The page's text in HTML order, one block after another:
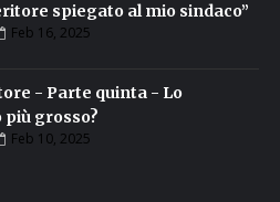
spiegato al mio sindaco”
Feb 16, 2025
- Parte quinta - Lo
grosso?
Feb 10, 2025